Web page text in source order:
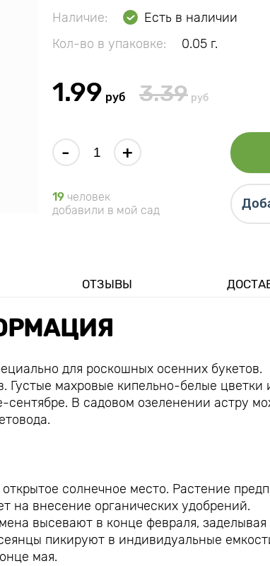
Наличие:
Есть в наличии
Кол-во в упаковке:
0.05 г.
1.99 руб 3.39 руб
- +
19 человек
добавили в мой сад
ОТЗЫВЫ
для роскошных осенних букетов.
махровые кипельно-белые цветки
сентябре. В садовом озеленении астру
солнечное место. Растение
на внесение органических удобрений.
высевают в конце февраля, заделывая
пикируют в индивидуальные
мая.